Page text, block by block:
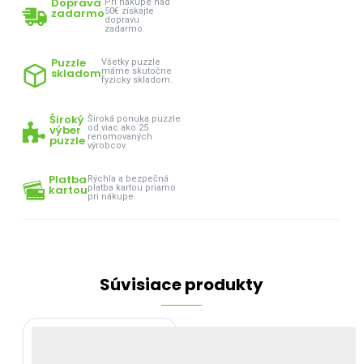
zadarmo50€ získajte
dopravu
zadarmo.
Puzzle
skladom
Všetky puzzle
máme skutočne
fyzicky skladom.
Široký
výber
puzzle
Široká ponuka puzzle
od viac ako 25
renomovaných
výrobcov.
Platba
kartou
Rýchla a bezpečná
platba kartou priamo
pri nákupe.
Súvisiace produkty